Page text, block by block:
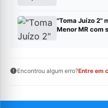
"Toma Juízo 2"
Menor MR com
Encontrou algum erro?Entre em